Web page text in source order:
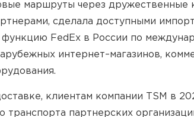
маршруты через дружественные
сделала доступными
функцию FedEx в России по
интернет–магазинов,
клиентам компании TSM в
транспорта партнерских